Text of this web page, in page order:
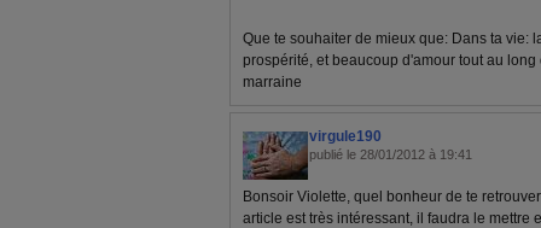
Que te souhaiter de mieux que: Dans ta vie:
prospérité, et beaucoup d'amour tout au
marraine
virgule190
publié le 28/01/2012 à 19:41
Bonsoir Violette, quel bonheur de te
article est très intéressant, il faudra le mettre